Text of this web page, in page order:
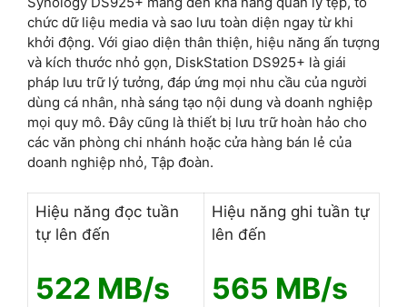
chức dữ liệu media và sao lưu toàn diện ngay từ khi
khởi động. Với giao diện thân thiện, hiệu năng ấn tượng
và kích thước nhỏ gọn, DiskStation DS925+ là giái
pháp lưu trữ lý tưởng, đáp ứng mọi nhu cầu của người
dùng cá nhân, nhà sáng tạo nội dung và doanh nghiệp
mọi quy mô. Đây cũng là thiết bị lưu trữ hoàn hảo cho
các văn phòng chi nhánh hoặc cửa hàng bán lẻ của
doanh nghiệp nhỏ, Tập đoàn.
Hiệu năng đọc tuần
tự lên đến
522 MB/s
Hiệu năng ghi tuần tự
lên đến
565 MB/s